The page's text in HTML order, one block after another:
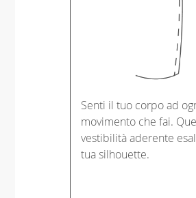
Senti il tuo corpo ad
movimento che fai.
vestibilità aderente
tua silhouette.